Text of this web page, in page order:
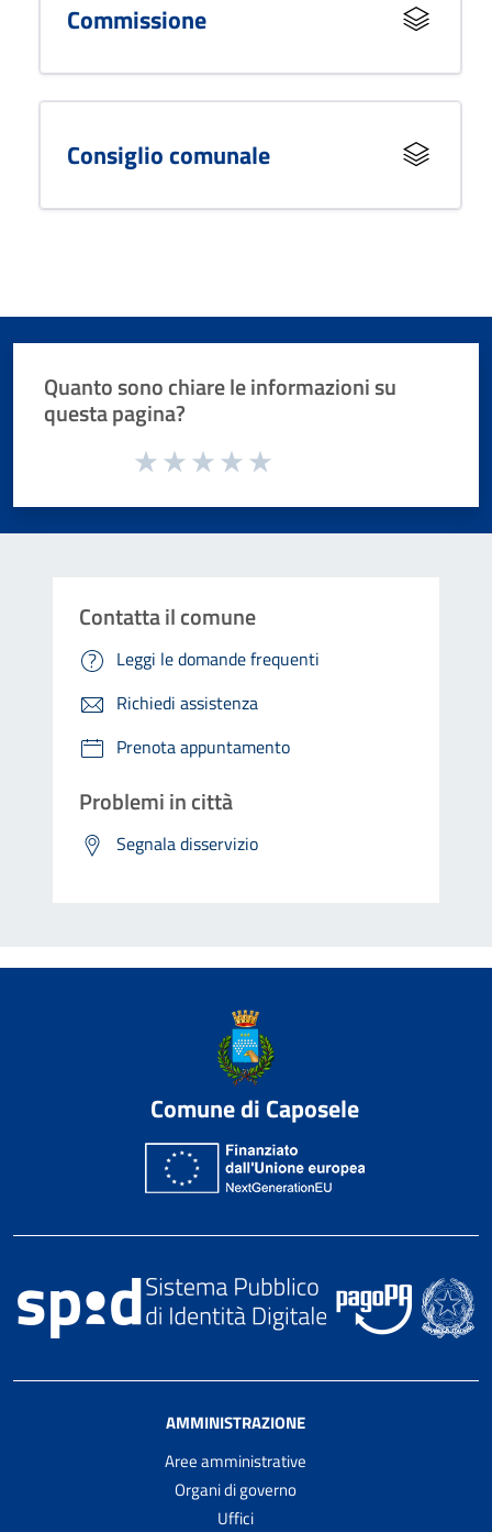
Commissione
Consiglio comunale
Quanto sono chiare le informazioni su
questa pagina?
Valuta da 1 a 5 stelle la pagina
Contatta il comune
Leggi le domande frequenti
Richiedi assistenza
Prenota appuntamento
Problemi in città
Segnala disservizio
Comune di Caposele
AMMINISTRAZIONE
Aree amministrative
Organi di governo
Uffici